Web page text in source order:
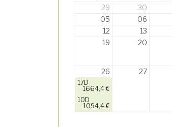
29
30
05
06
12
13
19
20
26
17D
1664,4 €
10D
1094,4 €
27